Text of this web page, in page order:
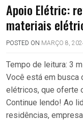
Apoio Elétric:
materiais
POSTED ON MARÇO 8,
Tempo de leitura: 3
Você está em busca
elétricos, que oferte
Continue lendo! Ao
residências,